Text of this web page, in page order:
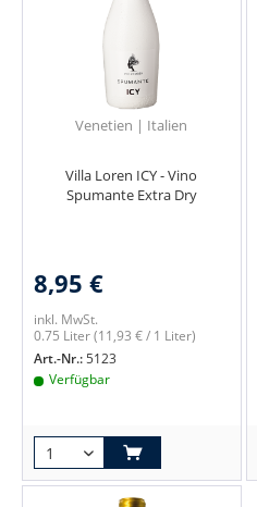
Venetien | Italien
Villa Loren ICY - Vino
Spumante Extra Dry
8,95 €
inkl. MwSt.
0.75 Liter(11,93 € / 1 Liter)
Art.-Nr.:5123
Verfügbar